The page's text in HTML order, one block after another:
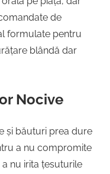
de
formulate pentru
blândă dar
Nocive
și băuturi prea dure
a nu compromite
nu irita țesuturile